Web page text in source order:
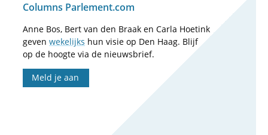
Columns Parlement.com
Anne Bos, Bert van den Braak en Carla Hoetink
geven wekelijks hun visie op Den Haag. Blijf
op de hoogte via de nieuwsbrief.
Meld je aan